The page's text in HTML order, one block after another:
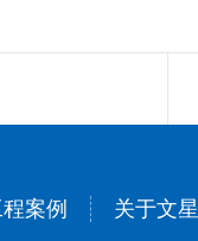
案例 关于文星